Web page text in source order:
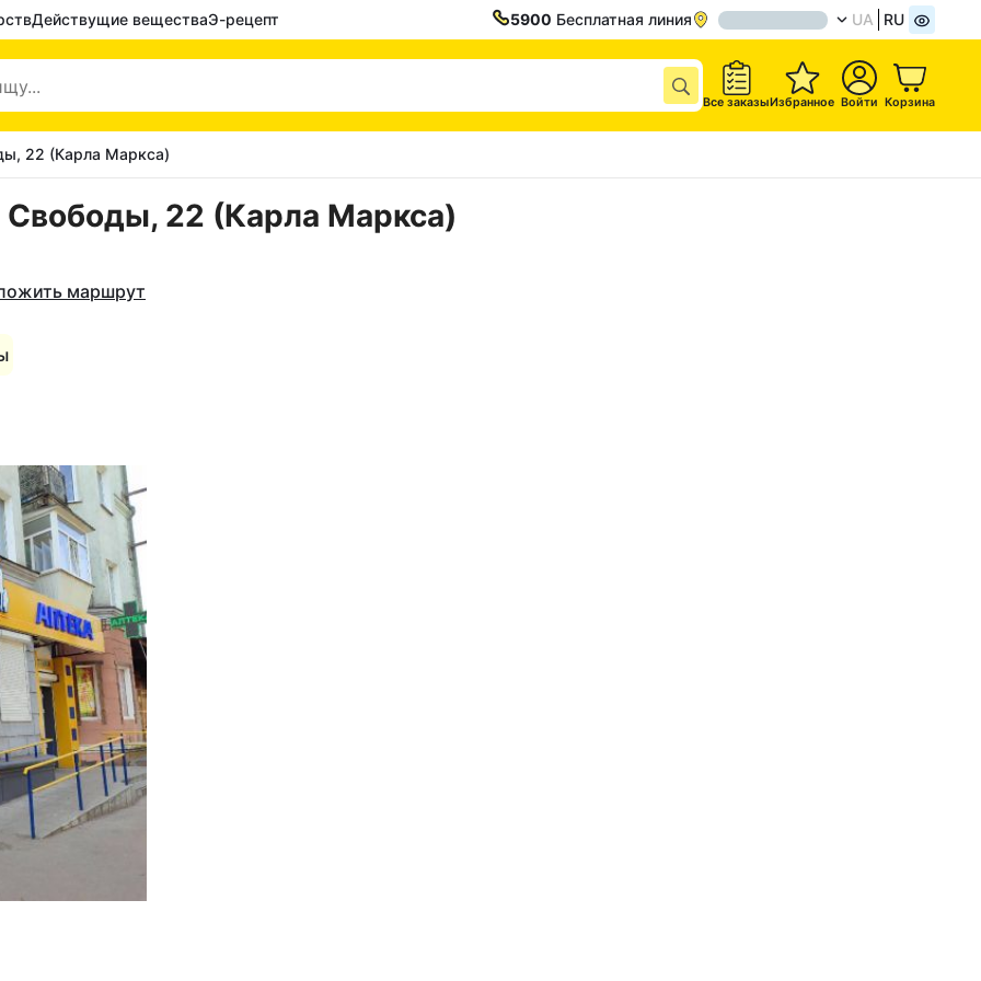
Действущие веществаЭ-рецепт 5900 Бесплатная линия UA RU
Все заказыИзбранное Войти Корзина
22 (Карла Маркса)
22 (Карла Маркса)
маршрут